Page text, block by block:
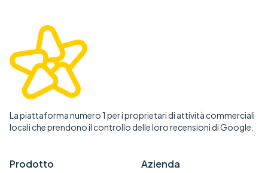
La piattaforma numero 1 per i proprietari di attività commerciali
locali che prendono il controllo delle loro recensioni di Google.
Prodotto Azienda